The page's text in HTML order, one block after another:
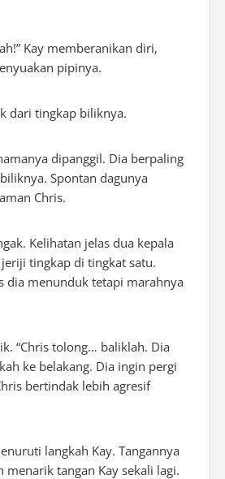
Kay memberanikan diri,
pipinya.
dari tingkap biliknya.
dipanggil. Dia berpaling
Spontan dagunya
Chris.
Kelihatan jelas dua kepala
tingkap di tingkat satu.
dia menunduk tetapi marahnya
“Chris tolong… baliklah. Dia
ke belakang. Dia ingin pergi
bertindak lebih agresif
langkah Kay. Tangannya
menarik tangan Kay sekali lagi.